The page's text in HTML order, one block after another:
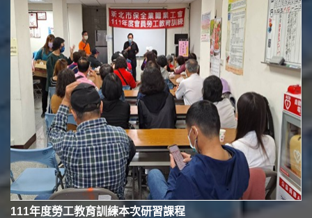
111年度勞工教育訓練本次研習課程